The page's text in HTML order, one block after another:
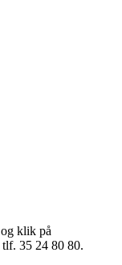
klik på
35 24 80 80.